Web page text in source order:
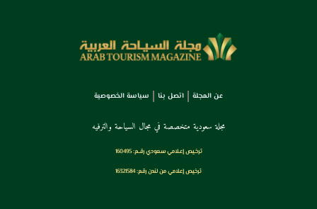
عن المجلة اتصل بنا سياسة الخصوصية
مجلة سعودية متخصصة في مجال السياحة والترفيه
ترخـيص إعـلامي سـعودي رقــم: 160495
ترخيص إعلامي من لندن رقم: 16321584